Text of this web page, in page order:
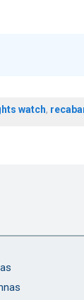
watch,